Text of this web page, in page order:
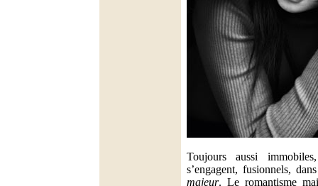
Toujours aussi
s’engagent, fusionnels,
majeur. Le romantisme